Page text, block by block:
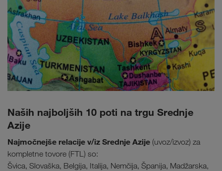
Naših najboljših 10 poti na trgu Srednje
Azije
Najmočnejše relacije v/iz Srednje Azije (uvoz/izvoz) za
kompletne tovore (FTL) so:
Švica, Slovaška, Belgija, Italija, Nemčija, Španija, Madžarska,